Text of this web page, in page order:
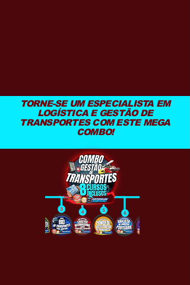
TORNE-SE UM ESPECIALISTA EM
LOGÍSTICA E GESTÃO DE
TRANSPORTES COM ESTE MEGA
COMBO!